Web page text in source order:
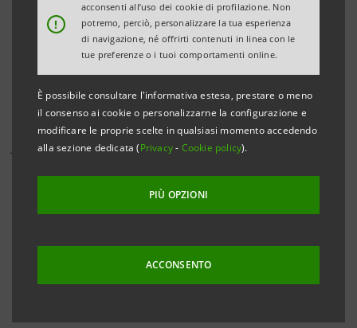
!
acconsenti all’uso dei cookie di profilazione. Non
potremo, perciò, personalizzare la tua esperienza
di navigazione, né offrirti contenuti in linea con le
tue preferenze o i tuoi comportamenti online.
È possibile consultare l'informativa estesa, prestare o meno
il consenso ai cookie o personalizzarne la configurazione e
modificare le proprie scelte in qualsiasi momento accedendo
alla sezione dedicata (Privacy- Cookie policy).
PIÙ OPZIONI
ACCONSENTO
la collaborazione avviata già dal 1990.
Presentata la campagna “Plafond Inverno 2012-
Lo scorso anno erogati 21 milioni di euro a
sostegno degli operatori.
Jesolo, 18 ottobre 2012.E’ stata sottoscritta questa
del mondo alberghiero tra Fiditurismo (il Consorzio di
Garanzia Collettiva Fidi tra piccole e medie aziende
del settore turistico) e la Cassa di Risparmio di
Venezia (Gruppo Intesa San-paolo). L’accordo amplia
e migliora lo storico rapporto tra la Cassa e il Confidi